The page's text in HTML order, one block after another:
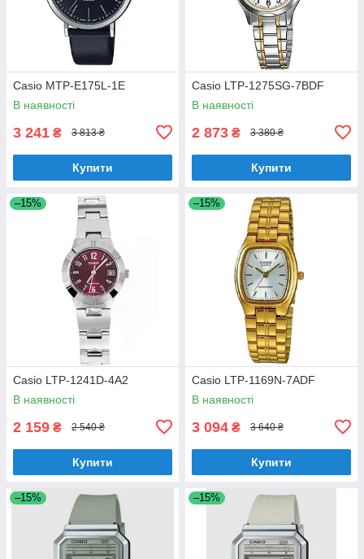
Casio MTP-E175L-1E
В наявності
3 241 ₴ 3 813 ₴
Купити
Casio LTP-1275SG-7BDF
В наявності
2 873 ₴ 3 380 ₴
Купити
–15%
Casio LTP-1241D-4A2
В наявності
2 159 ₴ 2 540 ₴
Купити
–15%
Casio LTP-1169N-7ADF
В наявності
3 094 ₴ 3 640 ₴
Купити
–15% –15%